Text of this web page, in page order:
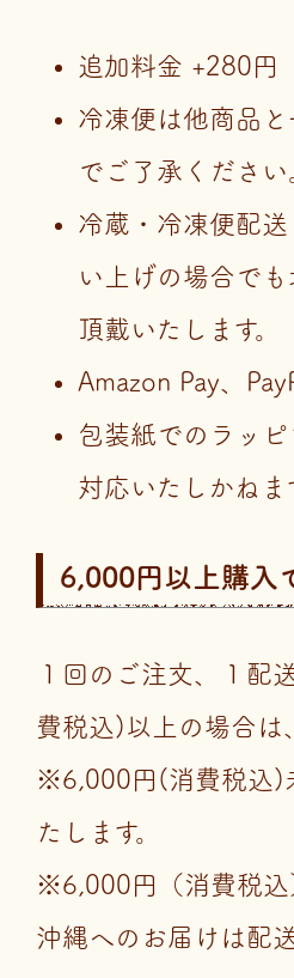
追加料金 +280円
冷凍便は他商品
でご了承ください
冷蔵・冷凍便配
い上げの場合で
頂戴いたします。
Amazon Pay、
包装紙でのラッ
対応いたしかねま
6,000円以上購入
１回のご注文、１配
費税込)以上の場合は
※6,000円(消費税込)
たします。
※6,000円（消費税込
沖縄へのお届けは配